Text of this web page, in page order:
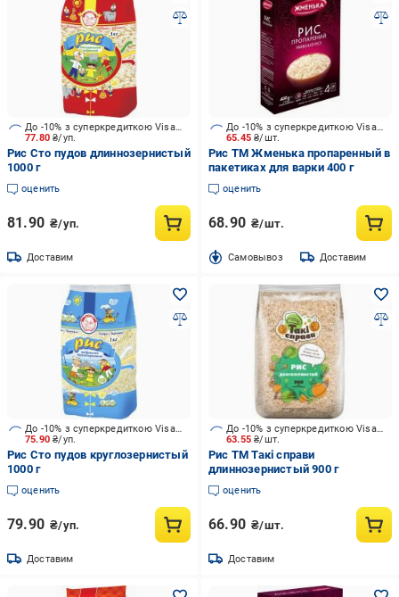
77.80₴/уп.
До -10% з суперкредиткою Visa Вигода
Рис Сто пудов длиннозернистый
1000 г
оценить
81.90 ₴/уп.
Доставим
65.45₴/шт.
До -10% з суперкредиткою Visa Вигода
Рис ТМ Жменька пропаренный в
пакетиках для варки 400 г
оценить
68.90 ₴/шт.
Cамовывоз Доставим
75.90₴/уп.
До -10% з суперкредиткою Visa Вигода
Рис Сто пудов круглозернистый
1000 г
оценить
79.90 ₴/уп.
Доставим
63.55₴/шт.
До -10% з суперкредиткою Visa Вигода
Рис ТМ Такі справи
длиннозернистый 900 г
оценить
66.90 ₴/шт.
Доставим